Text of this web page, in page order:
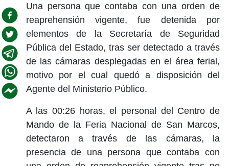
Una persona que contaba con una orden de
reaprehensión vigente, fue detenida por
elementos de la Secretaría de Seguridad
Pública del Estado, tras ser detectado a través
de las cámaras desplegadas en el área ferial,
motivo por el cual quedó a disposición del
Agente del Ministerio Público.
A las 00:26 horas, el personal del Centro de
Mando de la Feria Nacional de San Marcos,
detectaron a través de las cámaras, la
presencia de una persona que contaba con